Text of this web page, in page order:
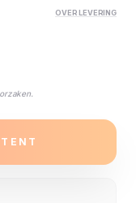
OVER LEVERING